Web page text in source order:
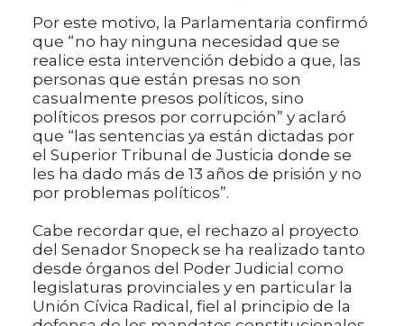
Por este motivo, la Parlamentaria confirmó
que “no hay ninguna necesidad que se
realice esta intervención debido a que, las
personas que están presas no son
casualmente presos políticos, sino
políticos presos por corrupción” y aclaró
que “las sentencias ya están dictadas por
el Superior Tribunal de Justicia donde se
les ha dado más de 13 años de prisión y no
por problemas políticos”.
Cabe recordar que, el rechazo al proyecto
del Senador Snopeck se ha realizado tanto
desde órganos del Poder Judicial como
legislaturas provinciales y en particular la
Unión Cívica Radical, fiel al principio de la